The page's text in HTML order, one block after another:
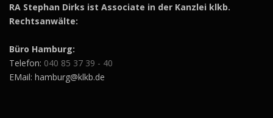
RA Stephan Dirks ist Associate in der Kanzlei klkb.
Rechtsanwälte:
Büro Hamburg:
Telefon: 040 85 37 39 - 40
EMail: hamburg@klkb.de